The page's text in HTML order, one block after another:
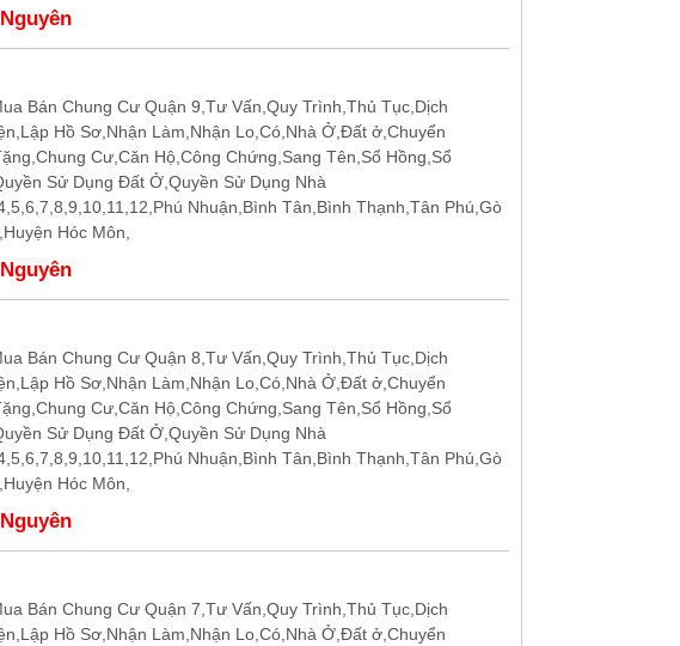
Bán Chung Cư Quận 9,Tư Vấn,Quy Trình,Thủ Tục,Dịch
Hồ Sơ,Nhận Làm,Nhận Lo,Có,Nhà Ở,Đất ở,Chuyển
Cư,Căn Hộ,Công Chứng,Sang Tên,Sổ Hồng,Sổ
Sử Dụng Đất Ở,Quyền Sử Dụng Nhà
Nhuận,Bình Tân,Bình Thạnh,Tân Phú,Gò
Hóc Môn,
Bán Chung Cư Quận 8,Tư Vấn,Quy Trình,Thủ Tục,Dịch
Hồ Sơ,Nhận Làm,Nhận Lo,Có,Nhà Ở,Đất ở,Chuyển
Cư,Căn Hộ,Công Chứng,Sang Tên,Sổ Hồng,Sổ
Sử Dụng Đất Ở,Quyền Sử Dụng Nhà
Nhuận,Bình Tân,Bình Thạnh,Tân Phú,Gò
Hóc Môn,
Bán Chung Cư Quận 7,Tư Vấn,Quy Trình,Thủ Tục,Dịch
Hồ Sơ,Nhận Làm,Nhận Lo,Có,Nhà Ở,Đất ở,Chuyển